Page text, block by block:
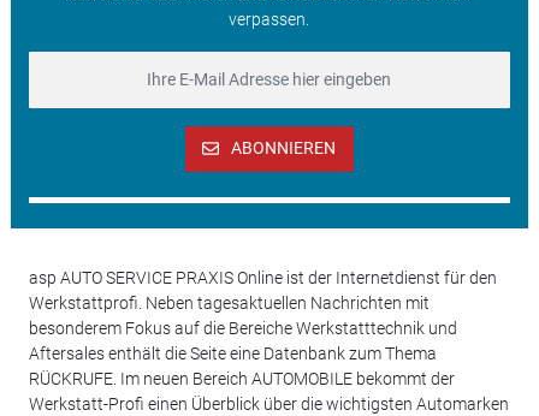
verpassen.
ABONNIEREN
asp AUTO SERVICE PRAXIS Online ist der Internetdienst für den
Werkstattprofi. Neben tagesaktuellen Nachrichten mit
besonderem Fokus auf die Bereiche Werkstatttechnik und
Aftersales enthält die Seite eine Datenbank zum Thema
RÜCKRUFE. Im neuen Bereich AUTOMOBILE bekommt der
Werkstatt-Profi einen Überblick über die wichtigsten Automarken